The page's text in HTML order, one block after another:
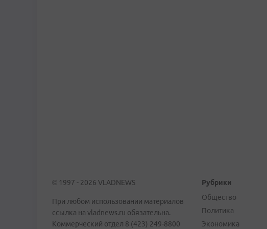
© 1997 - 2026 VLADNEWS
При любом использовании материалов
ссылка на vladnews.ru обязательна.
Коммерческий отдел 8 (423) 249-8800
Рубрики
Общество
Политика
Экономика